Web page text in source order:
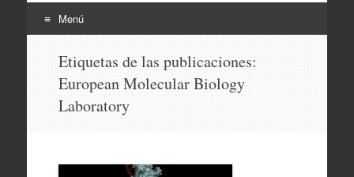
Menú
contenido
Etiquetas de las publicaciones:
European Molecular Biology
Laboratory